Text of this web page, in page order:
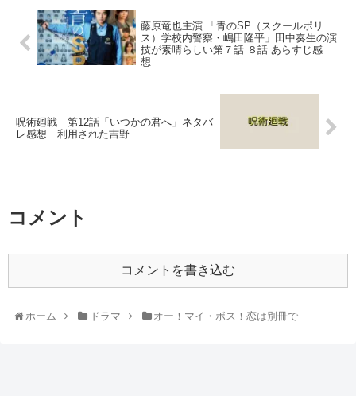
藤原竜也主演 「青のSP（スクールポリ
ス）学校内警察・嶋田隆平」田中奏生の演
技が素晴らしい第７話 ８話 あらすじ感
想
呪術廻戦 第12話「いつかの君へ」ネタバ
レ感想 利用された吉野
コメント
コメントを書き込む
ホーム ドラマ オー！マイ・ボス！恋は別冊で